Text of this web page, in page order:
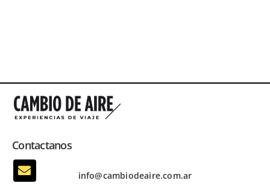
Contactanos
info@cambiodeaire.com.ar